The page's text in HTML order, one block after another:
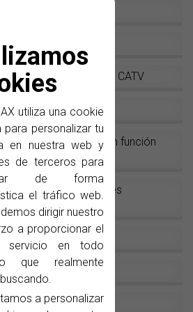
utiliza una cookie
para personalizar tu
en nuestra web y
de terceros para
de forma
el tráfico web.
dirigir nuestro
a proporcionar el
servicio en todo
que realmente
a personalizar
Stream
señales DAB y DAB+
SMATV y redes CATV
datalogger)
rápido y preciso con función
de canales